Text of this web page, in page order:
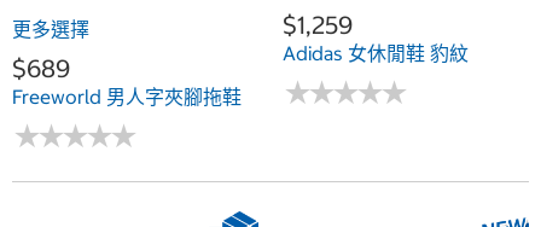
更多選擇
$689
Freeworld 男人字夾腳拖鞋
★★★★★
★★★★★
$1,259
Adidas 女休閒鞋 豹紋
★★★★★
★★★★★